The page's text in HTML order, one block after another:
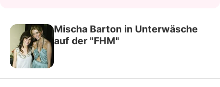
Mischa Barton in Unterwäsche
auf der "FHM"